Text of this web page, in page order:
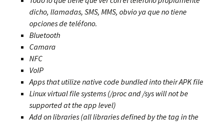
dicho, llamadas, SMS, MMS, obvio ya que no tiene
opciones de teléfono.
Bluetooth
Camara
NFC
VoIP
Apps that utilize native code bundled into their APK file
Linux virtual file systems (/proc and /sys will not be
supported at the app level)
Add on libraries (all libraries defined by the tag in the